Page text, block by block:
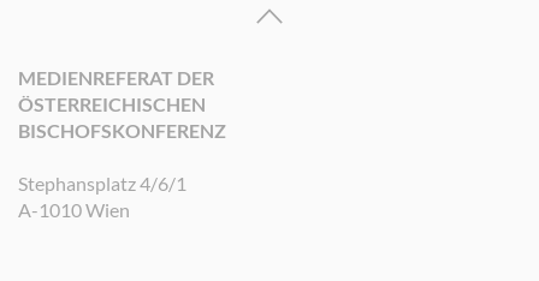
MEDIENREFERAT DER
ÖSTERREICHISCHEN
BISCHOFSKONFERENZ
Stephansplatz 4/6/1
A-1010 Wien